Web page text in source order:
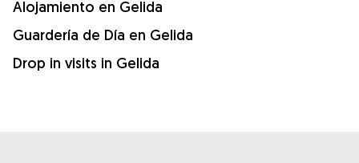
Alojamiento en Gelida
Guardería de Día en Gelida
Drop in visits in Gelida